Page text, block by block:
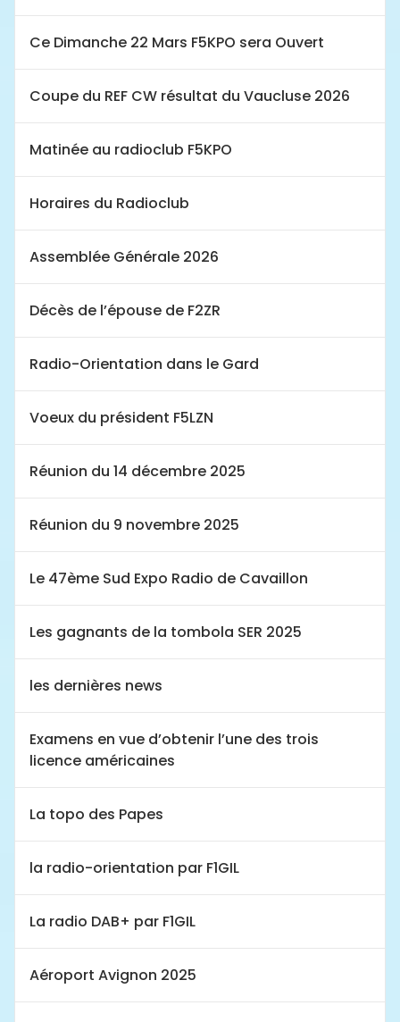
Ce Dimanche 22 Mars F5KPO sera Ouvert
Coupe du REF CW résultat du Vaucluse 2026
Matinée au radioclub F5KPO
Horaires du Radioclub
Assemblée Générale 2026
Décès de l’épouse de F2ZR
Radio-Orientation dans le Gard
Voeux du président F5LZN
Réunion du 14 décembre 2025
Réunion du 9 novembre 2025
Le 47ème Sud Expo Radio de Cavaillon
Les gagnants de la tombola SER 2025
les dernières news
Examens en vue d’obtenir l’une des trois
licence américaines
La topo des Papes
la radio-orientation par F1GIL
La radio DAB+ par F1GIL
Aéroport Avignon 2025